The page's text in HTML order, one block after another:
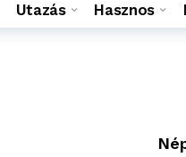
Utazás Hasznos